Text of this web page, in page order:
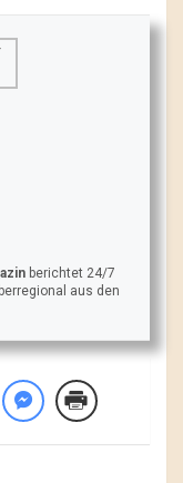
berichtet 24/7
aus den